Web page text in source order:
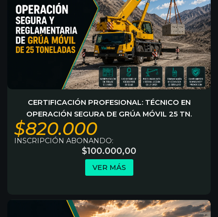
CERTIFICACIÓN PROFESIONAL: TÉCNICO EN
OPERACIÓN SEGURA DE GRÚA MÓVIL 25 TN.
$820.000
INSCRIPCIÓN ABONANDO:
$100.000,00
VER MÁS